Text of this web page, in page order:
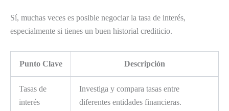
Sí, muchas veces es posible negociar la tasa de interés,
especialmente si tienes un buen historial crediticio.
Punto Clave Descripción
Tasas de
interés
Investiga y compara tasas entre
diferentes entidades financieras.